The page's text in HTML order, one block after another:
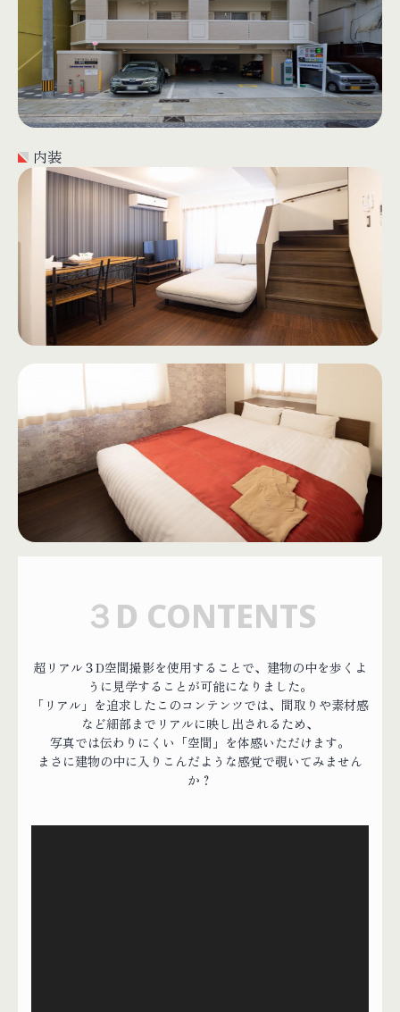
内装
３D CONTENTS
超リアル３D空間撮影を使用することで、建物の中を歩くよ
うに見学することが可能になりました。
「リアル」を追求したこのコンテンツでは、間取りや素材感
など細部までリアルに映し出されるため、
写真では伝わりにくい「空間」を体感いただけます。
まさに建物の中に入りこんだような感覚で覗いてみません
か？